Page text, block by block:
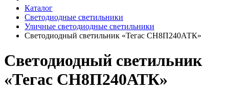
Каталог
Светодиодные светильники
Уличные светодиодные светильники
Светодиодный светильник «Тегас СН8П240АТК»
Светодиодный светильник
«Тегас СН8П240АТК»